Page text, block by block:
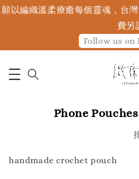
願以編織溫柔療癒每個靈魂，台
費另
Follow us
Phone
handmade crochet pouch